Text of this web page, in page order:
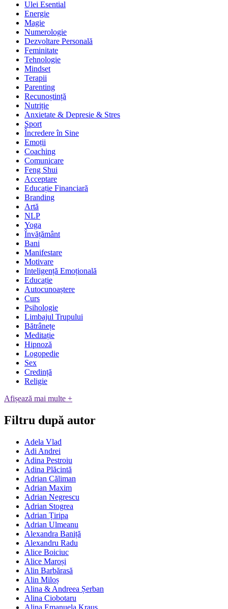
Ulei Esential
Energie
Magie
Numerologie
Dezvoltare Personală
Feminitate
Tehnologie
Mindset
Terapii
Parenting
Recunoștință
Nutriție
Anxietate & Depresie & Stres
Sport
Încredere în Sine
Emoții
Coaching
Comunicare
Feng Shui
Acceptare
Educație Financiară
Branding
Artă
NLP
Yoga
Învățământ
Bani
Manifestare
Motivare
Inteligență Emoțională
Educație
Autocunoaștere
Curs
Psihologie
Limbajul Trupului
Bătrânețe
Meditație
Hipnoză
Logopedie
Sex
Credință
Religie
Afișează mai multe +
Filtru după autor
Adela Vlad
Adi Andrei
Adina Pestroiu
Adina Plăcintă
Adrian Căliman
Adrian Maxim
Adrian Negrescu
Adrian Stogrea
Adrian Țiripa
Adrian Ulmeanu
Alexandra Baniță
Alexandru Radu
Alice Boiciuc
Alice Maroși
Alin Barbărasă
Alin Miloș
Alina & Andreea Șerban
Alina Ciobotaru
Alina Emanuela Kraus